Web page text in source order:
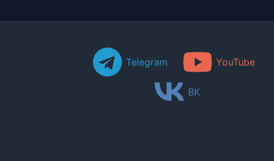
Telegram YouTube
ВК